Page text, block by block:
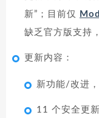
新”；目前仅
缺乏官方版支持
更新内容：
新功能/改进
11 个安全更